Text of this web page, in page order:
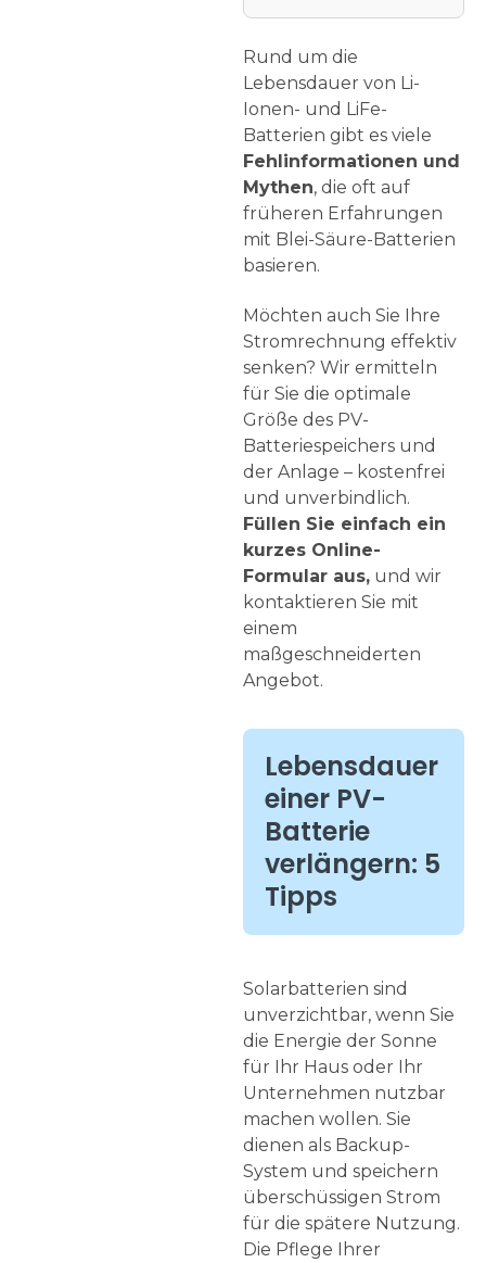
Rund um die
Lebensdauer von Li-
Ionen- und LiFe-
Batterien gibt es viele
Fehlinformationen und
Mythen, die oft auf
früheren Erfahrungen
mit Blei-Säure-Batterien
basieren.
Möchten auch Sie Ihre
Stromrechnung effektiv
senken? Wir ermitteln
für Sie die optimale
Größe des PV-
Batteriespeichers und
der Anlage – kostenfrei
und unverbindlich.
Füllen Sie einfach ein
kurzes Online-
Formular aus, und wir
kontaktieren Sie mit
einem
maßgeschneiderten
Angebot.
Lebensdauer
einer PV-
Batterie
verlängern: 5
Tipps
Solarbatterien sind
unverzichtbar, wenn Sie
die Energie der Sonne
für Ihr Haus oder Ihr
Unternehmen nutzbar
machen wollen. Sie
dienen als Backup-
System und speichern
überschüssigen Strom
für die spätere Nutzung.
Die Pflege Ihrer